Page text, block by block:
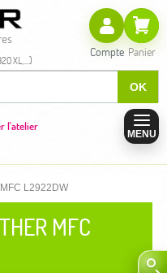
XL,...)
OK
Compte Panier
l'atelier
MENU
MFC L2922DW
MFC